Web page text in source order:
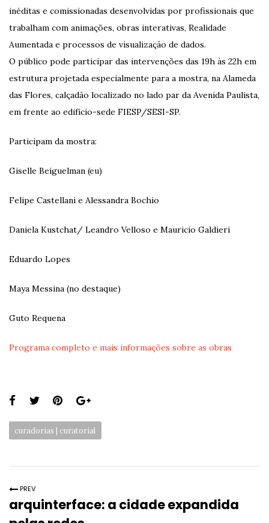
inéditas e comissionadas desenvolvidas por profissionais que
trabalham com animações, obras interativas, Realidade
Aumentada e processos de visualização de dados.
O público pode participar das intervenções das 19h às 22h em
estrutura projetada especialmente para a mostra, na Alameda
das Flores, calçadão localizado no lado par da Avenida Paulista,
em frente ao edifício-sede FIESP/SESI-SP.
Participam da mostra:
Giselle Beiguelman (eu)
Felipe Castellani e Alessandra Bochio
Daniela Kustchat/ Leandro Velloso e Mauricio Galdieri
Eduardo Lopes
Maya Messina (no destaque)
Guto Requena
Programa completo e mais informações sobre as obras
Share
page:
Categories:
curadorias | curatorial
PREV
arquinterface: a cidade expandida